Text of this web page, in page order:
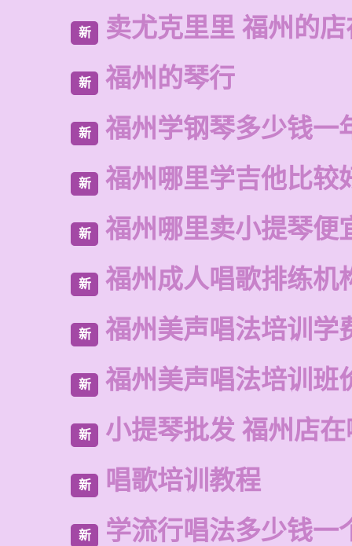
新 卖尤克里里 福州的
新 福州的琴行
新 福州学钢琴多少钱一
新 福州哪里学吉他比较
新 福州哪里卖小提琴便
新 福州成人唱歌排练机
新 福州美声唱法培训学
新 福州美声唱法培训班
新 小提琴批发 福州店
新 唱歌培训教程
新 学流行唱法多少钱一